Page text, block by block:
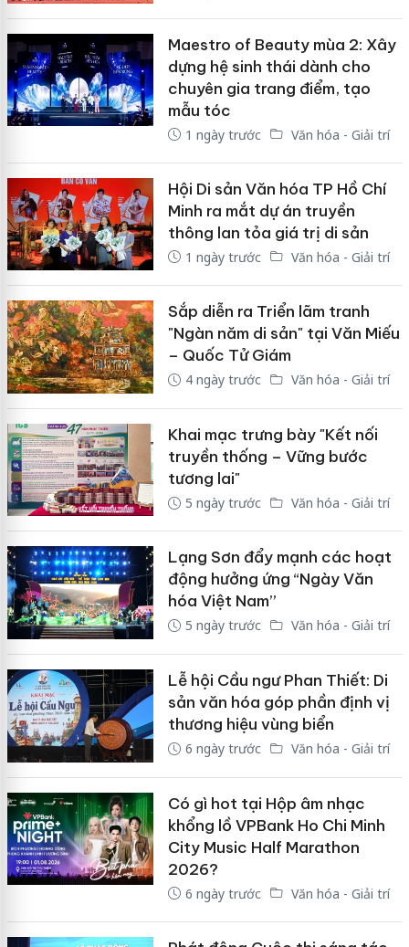
Maestro of Beauty mùa 2: Xây
dựng hệ sinh thái dành cho
chuyên gia trang điểm, tạo
mẫu tóc
1 ngày trước Văn hóa - Giải trí
Hội Di sản Văn hóa TP Hồ Chí
Minh ra mắt dự án truyền
thông lan tỏa giá trị di sản
1 ngày trước Văn hóa - Giải trí
Sắp diễn ra Triển lãm tranh
"Ngàn năm di sản" tại Văn Miếu
– Quốc Tử Giám
4 ngày trước Văn hóa - Giải trí
Khai mạc trưng bày "Kết nối
truyền thống – Vững bước
tương lai"
5 ngày trước Văn hóa - Giải trí
Lạng Sơn đẩy mạnh các hoạt
động hưởng ứng “Ngày Văn
hóa Việt Nam”
5 ngày trước Văn hóa - Giải trí
Lễ hội Cầu ngư Phan Thiết: Di
sản văn hóa góp phần định vị
thương hiệu vùng biển
6 ngày trước Văn hóa - Giải trí
Có gì hot tại Hộp âm nhạc
khổng lồ VPBank Ho Chi Minh
City Music Half Marathon
2026?
6 ngày trước Văn hóa - Giải trí